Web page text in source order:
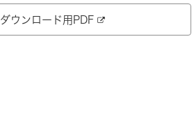
ダウンロード用PDF